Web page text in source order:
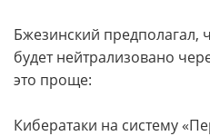
Бжезинский предполагал,
будет нейтрализовано
это проще:
Кибератаки на систему